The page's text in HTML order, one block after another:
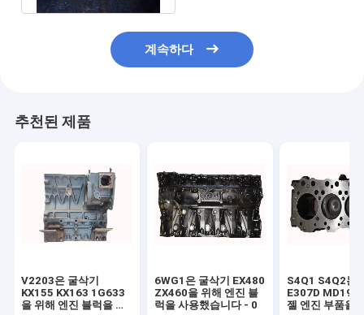
계속하다
추천된 제품
V2203은 굴삭기
KX155 KX163 1G633
을 위해 엔진 블럭을 사
6WG1은 굴삭기 EX480
ZX460을 위해 엔진 블
럭을 사용했습니다 - 0
S4Q1 S4Q2는
E307D
젤 엔진 부품을